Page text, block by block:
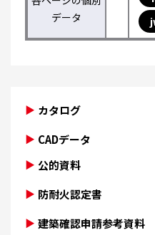
データ
カタログ
CADデータ
公的資料
防耐火認定書
建築確認申請参考資料